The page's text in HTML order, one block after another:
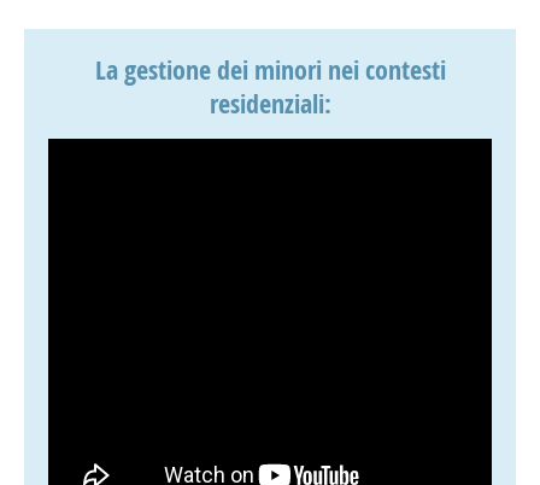
La gestione dei minori nei contesti
residenziali: